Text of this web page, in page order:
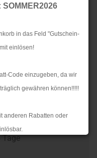
in das Feld "Gutschein-
einlösen!
Code einzugeben, da wir
gewähren können!!!!!
anderen Rabatten oder
Tage